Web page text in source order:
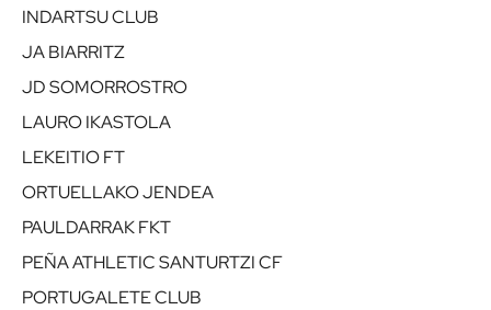
INDARTSU CLUB
JA BIARRITZ
JD SOMORROSTRO
LAURO IKASTOLA
LEKEITIO FT
ORTUELLAKO JENDEA
PAULDARRAK FKT
PEÑA ATHLETIC SANTURTZI CF
PORTUGALETE CLUB